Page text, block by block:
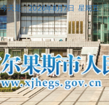
今天是：2026年8月7日 星期五